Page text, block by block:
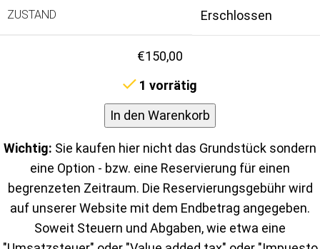
ZUSTAND Erschlossen
€150,00
1 vorrätig
In den Warenkorb
Wichtig: Sie kaufen hier nicht das Grundstück sondern
eine Option - bzw. eine Reservierung für einen
begrenzeten Zeitraum. Die Reservierungsgebühr wird
auf unserer Website mit dem Endbetrag angegeben.
Soweit Steuern und Abgaben, wie etwa eine